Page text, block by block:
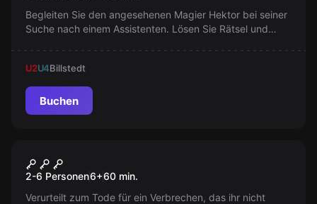
Begleiten Sie den angesehenen Magier Hektor bei seiner
Suche nach einem Assistenten. Lösen Sie Rätsel und
U2U4Billstedt
Buchen
Prison Break
2-6 Personen6+60 min.
Verurteilt zum Tode für ein Verbrechen, das ihr nicht